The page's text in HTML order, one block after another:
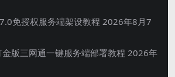
免授权服务端架设教程 2026年8月7
版三网通一键服务端部署教程 2026年